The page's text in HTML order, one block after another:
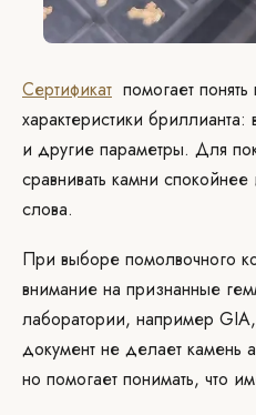
Сертификат помогает
характеристики бриллианта:
и другие параметры. Для
сравнивать камни спокойнее
слова.
При выборе помолвочного
внимание на признанные
лаборатории, например
документ не делает камень
но помогает понимать, что